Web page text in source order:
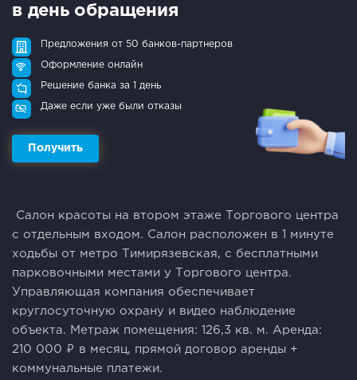
в день обращения
Предложения от 50 банков-партнеров
Оформление онлайн
Решение банка за 1 день
Даже если уже были отказы
Получить
Салон красоты на втором этаже Торгового центра
с отдельным входом. Салон расположен в 1 минуте
ходьбы от метро Тимирязевская, с бесплатными
парковочными местами у Торгового центра.
Управляющая компания обеспечивает
круглосуточную охрану и видео наблюдение
объекта. Метраж помещения: 126,3 кв. м. Аренда:
210 000 ₽ в месяц, прямой договор аренды +
коммунальные платежи.